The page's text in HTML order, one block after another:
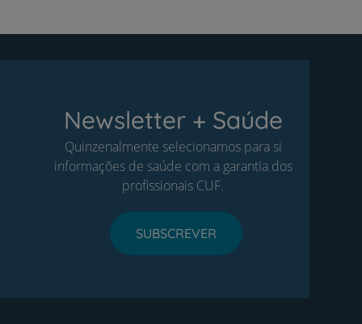
Newsletter + Saúde
Quinzenalmente selecionamos para si
informações de saúde com a garantia dos
profissionais CUF.
SUBSCREVER